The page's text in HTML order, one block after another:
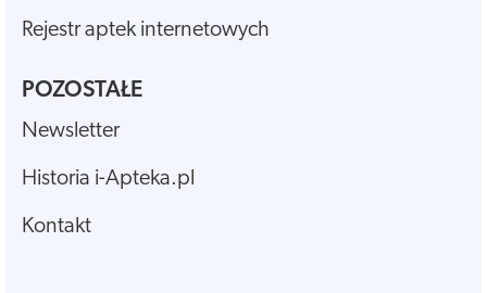
Rejestr aptek internetowych
POZOSTAŁE
Newsletter
Historia i-Apteka.pl
Kontakt